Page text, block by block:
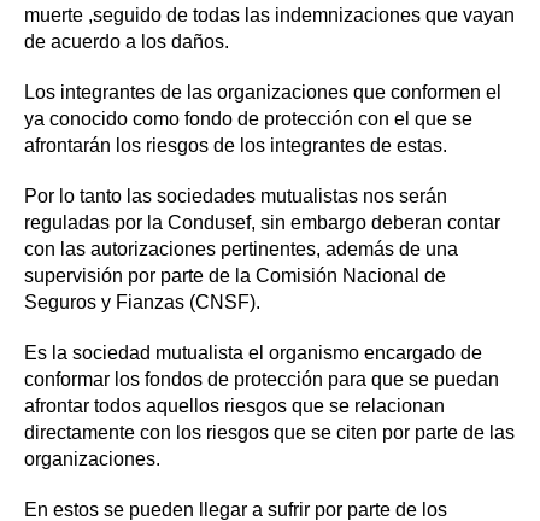
muerte ,seguido de todas las indemnizaciones que vayan
de acuerdo a los daños.
Los integrantes de las organizaciones que conformen el
ya conocido como fondo de protección con el que se
afrontarán los riesgos de los integrantes de estas.
Por lo tanto las sociedades mutualistas nos serán
reguladas por la Condusef, sin embargo deberan contar
con las autorizaciones pertinentes, además de una
supervisión por parte de la Comisión Nacional de
Seguros y Fianzas (CNSF).
Es la sociedad mutualista el organismo encargado de
conformar los fondos de protección para que se puedan
afrontar todos aquellos riesgos que se relacionan
directamente con los riesgos que se citen por parte de las
organizaciones.
En estos se pueden llegar a sufrir por parte de los